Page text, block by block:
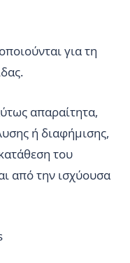
για τη
απαραίτητα,
ή διαφήμισης,
του
από την ισχύουσα